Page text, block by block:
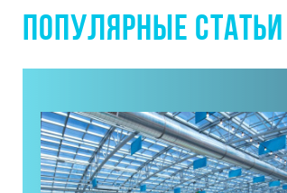
ПОПУЛЯРНЫЕ СТАТЬИ